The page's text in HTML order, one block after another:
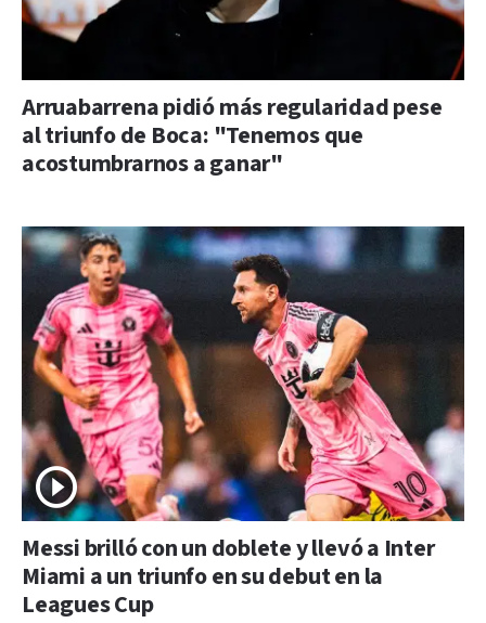
Arruabarrena pidió más regularidad pese
al triunfo de Boca: "Tenemos que
acostumbrarnos a ganar"
Messi brilló con un doblete y llevó a Inter
Miami a un triunfo en su debut en la
Leagues Cup